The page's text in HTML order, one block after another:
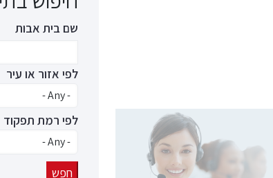
שם בית אבות
לפי אזור או עיר
לפי רמת תפקוד